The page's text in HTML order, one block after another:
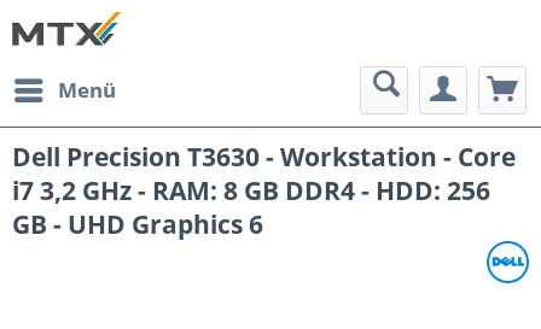
Menü
Dell Precision T3630 - Workstation - Core
i7 3,2 GHz - RAM: 8 GB DDR4 - HDD: 256
GB - UHD Graphics 6